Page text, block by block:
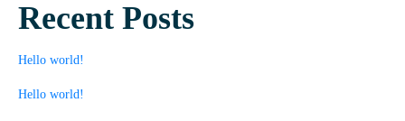
Recent Posts
Hello world!
Hello world!